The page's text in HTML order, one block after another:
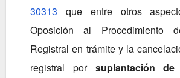
30313 que entre otros
Oposición al Procedimiento
Registral en trámite y la
registral por suplantación